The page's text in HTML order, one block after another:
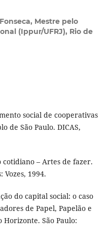
Mestre pelo
(Ippur/UFRJ), Rio de
social de cooperativas
de São Paulo. DICAS,
cotidiano – Artes de fazer.
1994.
do capital social: o caso
de Papel, Papelão e
São Paulo: